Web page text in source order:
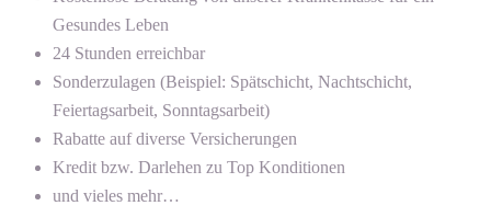
Gesundes Leben
24 Stunden erreichbar
Sonderzulagen (Beispiel: Spätschicht, Nachtschicht,
Feiertagsarbeit, Sonntagsarbeit)
Rabatte auf diverse Versicherungen
Kredit bzw. Darlehen zu Top Konditionen
und vieles mehr…